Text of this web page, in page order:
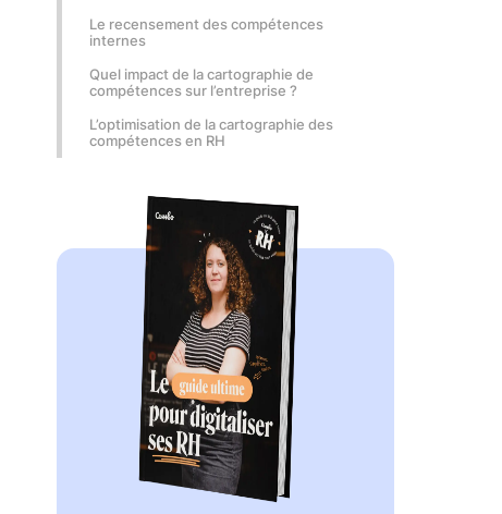
Le recensement des compétences
internes
Quel impact de la cartographie de
compétences sur l’entreprise ?
L’optimisation de la cartographie des
compétences en RH